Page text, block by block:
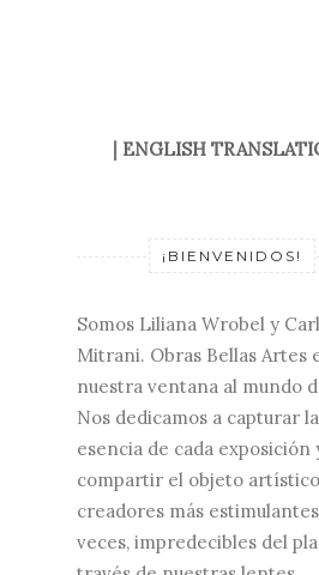
| ENGLISH
¡BIENVENIDOS!
Somos Liliana Wrobel y
Mitrani. Obras Bellas Artes
nuestra ventana al mundo
Nos dedicamos a capturar la
esencia de cada exposición
compartir el objeto
creadores más estimulantes
veces, impredecibles del